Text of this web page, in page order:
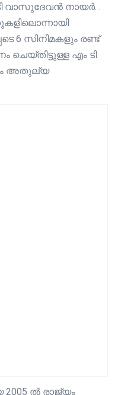
വാസുദേവൻ നായർ. .
6 സിനിമകളും രണ്ട്
എം ടി
അതുല്യ
2005 ൽ രാജ്യം